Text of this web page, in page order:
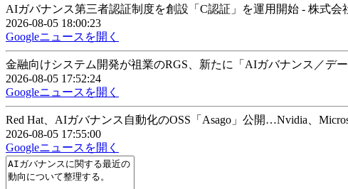
AIガバナンス第三者認証制度を創設「C認証」を運用開始 - 株式会
2026-08-05 18:00:23
Googleニュースを開く
金融向けシステム開発が祖業のRGS、新たに「AIガバナンス／デ
2026-08-05 17:52:24
Googleニュースを開く
Red Hat、AIガバナンス自動化のOSS「Asago」公開…Nvidia、
2026-08-05 17:55:00
Googleニュースを開く